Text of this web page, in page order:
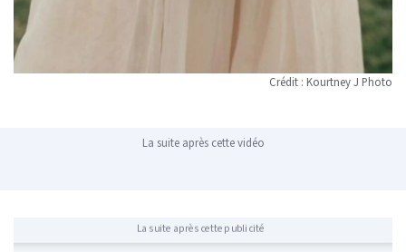
Crédit : Kourtney J Photo
La suite après cette vidéo
La suite après cette publicité